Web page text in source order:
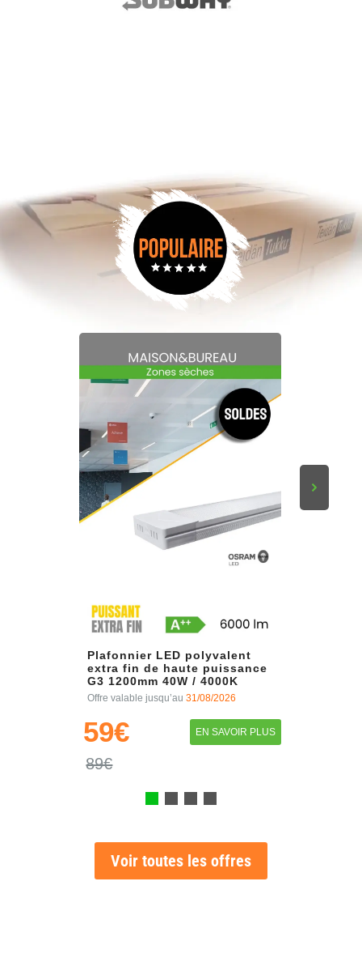
Plafonnier LED polyvalent
extra fin de haute puissance
G3 1200mm 40W / 4000K
Offre valable jusqu’au31/08/2026
59€ EN SAVOIR PLUS
89€
Voir toutes les offres